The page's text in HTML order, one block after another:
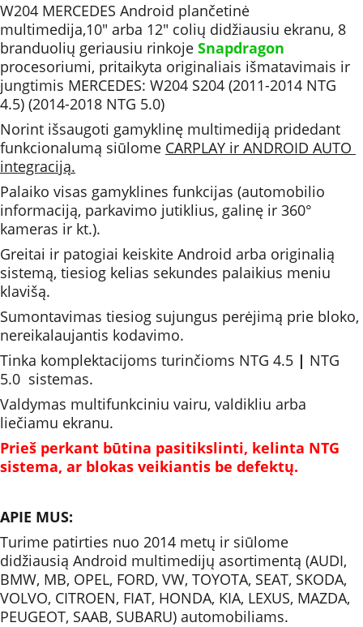
W204 MERCEDES Android plančetinė
multimedija,10" arba 12" colių didžiausiu ekranu, 8
branduolių geriausiu rinkoje Snapdragon
procesoriumi, pritaikyta originaliais išmatavimais ir
jungtimis MERCEDES: W204 S204 (2011-2014 NTG
4.5) (2014-2018 NTG 5.0)
Norint išsaugoti gamyklinę multimediją pridedant
funkcionalumą siūlome CARPLAY ir ANDROID AUTO
integraciją.
Palaiko visas gamyklines funkcijas (automobilio
informaciją, parkavimo jutiklius, galinę ir 360°
kameras ir kt.).
Greitai ir patogiai keiskite Android arba originalią
sistemą, tiesiog kelias sekundes palaikius meniu
klavišą.
Sumontavimas tiesiog sujungus perėjimą prie bloko,
nereikalaujantis kodavimo.
Tinka komplektacijoms turinčioms NTG 4.5 | NTG
5.0  sistemas.
Valdymas multifunkciniu vairu, valdikliu arba
liečiamu ekranu.
Prieš perkant būtina pasitikslinti, kelinta NTG
sistema, ar blokas veikiantis be defektų.
APIE MUS:
Turime patirties nuo 2014 metų ir siūlome
didžiausią Android multimedijų asortimentą (AUDI,
BMW, MB, OPEL, FORD, VW, TOYOTA, SEAT, SKODA,
VOLVO, CITROEN, FIAT, HONDA, KIA, LEXUS, MAZDA,
PEUGEOT, SAAB, SUBARU) automobiliams.